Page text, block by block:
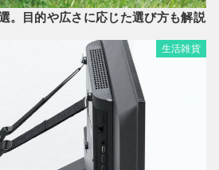
。目的や広さに応じた選び方も解説
生活雑貨